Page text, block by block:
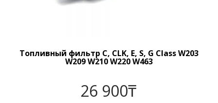
Топливный фильтр C, CLK, E, S, G Class W203
W209 W210 W220 W463
26 900₸